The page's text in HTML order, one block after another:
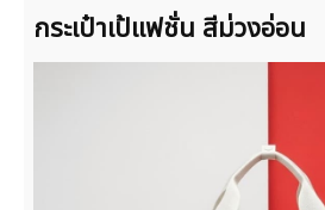
กระเป๋าเป้แฟชั่น สีม่วงอ่อน